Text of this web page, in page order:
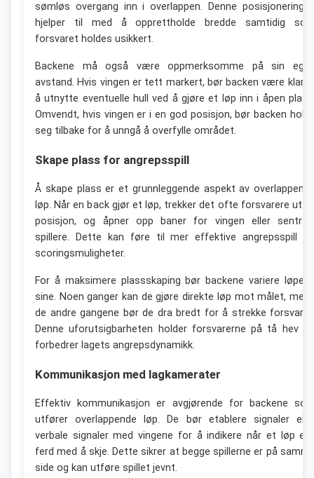
sømløs overgang inn i overlappen. Denne
hjelper til med å opprettholde bredde samtidig
forsvaret holdes usikkert.
Backene må også være oppmerksomme på sin
avstand. Hvis vingen er tett markert, bør backen være klar
å utnytte eventuelle hull ved å gjøre et løp inn i åpen
Omvendt, hvis vingen er i en god posisjon, bør backen
seg tilbake for å unngå å overfylle området.
Skape plass for angrepsspill
Å skape plass er et grunnleggende aspekt av
løp. Når en back gjør et løp, trekker det ofte forsvarere ut
posisjon, og åpner opp baner for vingen eller
spillere. Dette kan føre til mer effektive angrepsspill
scoringsmuligheter.
For å maksimere plassskaping bør backene variere
sine. Noen ganger kan de gjøre direkte løp mot målet,
de andre gangene bør de dra bredt for å strekke
Denne uforutsigbarheten holder forsvarerne på tå hev
forbedrer lagets angrepsdynamikk.
Kommunikasjon med lagkamerater
Effektiv kommunikasjon er avgjørende for backene
utfører overlappende løp. De bør etablere signaler
verbale signaler med vingene for å indikere når et løp er
ferd med å skje. Dette sikrer at begge spillerne er på
side og kan utføre spillet jevnt.